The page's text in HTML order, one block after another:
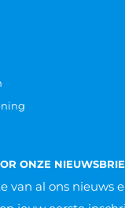
ONZE
van al ons nieuws